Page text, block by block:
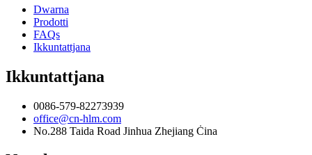
Dwarna
Prodotti
FAQs
Ikkuntattjana
Ikkuntattjana
0086-579-82273939
office@cn-hlm.com
No.288 Taida Road Jinhua Zhejiang Ċina